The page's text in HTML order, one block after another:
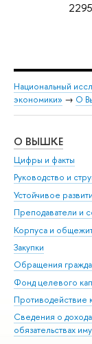
Национальный
экономики» → О
О ВЫШКЕ
Цифры и факты
Руководство и
Устойчивое
Преподаватели и
Корпуса и
Закупки
Обращения
Фонд целевого
Противодействие
Сведения о
обязательствах